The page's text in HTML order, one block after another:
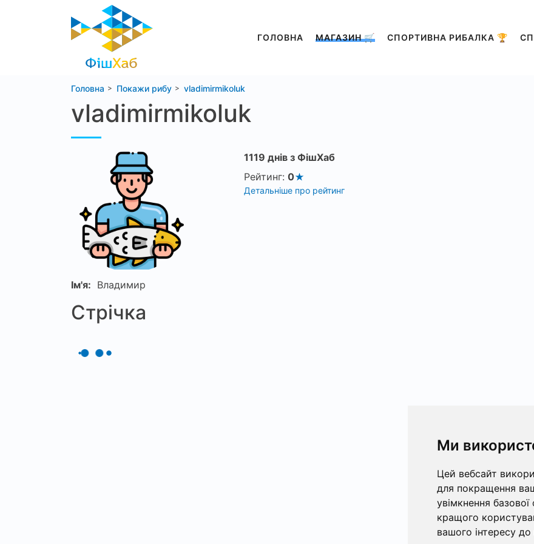
Ми
Цей вебсайт
для покращення
увімкнення
кращого
вашого інтересу до
ГОЛОВНА МАГАЗИН 🛒 СПОРТИВНА РИБАЛКА 🏆
Головна Покажи рибу vladimirmikoluk
vladimirmikoluk
1119 днів з ФішХаб
Рейтинг: 0
Детальніше про рейтинг
Ім'я: Владимир
Стрічка